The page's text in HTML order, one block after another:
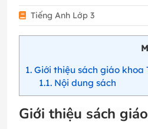
Tiếng Anh Lớp 3
1 Giới thiệu sách giáo khoa
1.1Nội dung sách
Giới thiệu sách